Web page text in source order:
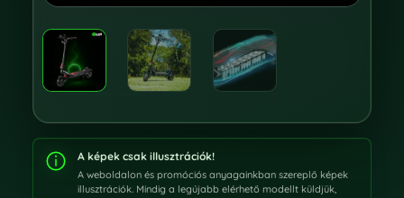
A képek csak illusztrációk!
A weboldalon és promóciós anyagainkban szereplő képek
illusztrációk. Mindig a legújabb elérhető modellt küldjük,